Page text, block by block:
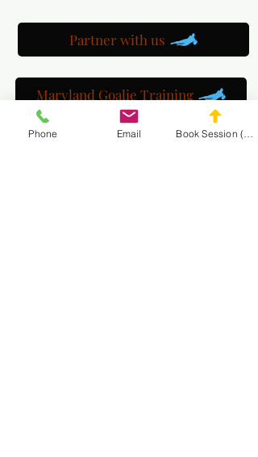
Partner with us
Maryland Goalie Training
Phone Email